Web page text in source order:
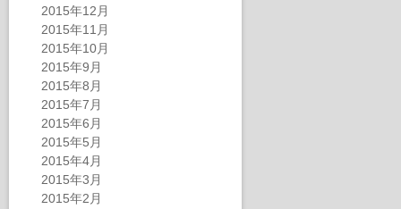
2015年12月
2015年11月
2015年10月
2015年9月
2015年8月
2015年7月
2015年6月
2015年5月
2015年4月
2015年3月
2015年2月